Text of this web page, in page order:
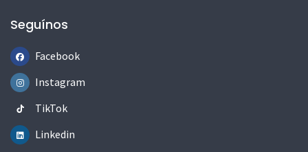
Seguínos
Facebook
Instagram
TikTok
Linkedin